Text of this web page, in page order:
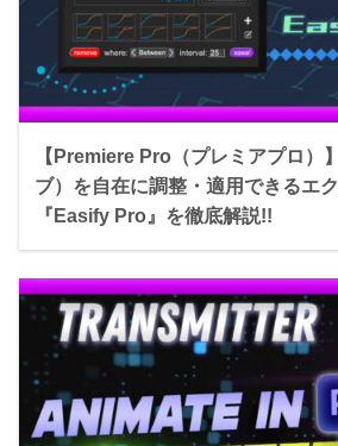
【Premiere Pro（プレミアプロ）
ブ）を自在に調整・適用できるエ
『Easify Pro』を徹底解説!!